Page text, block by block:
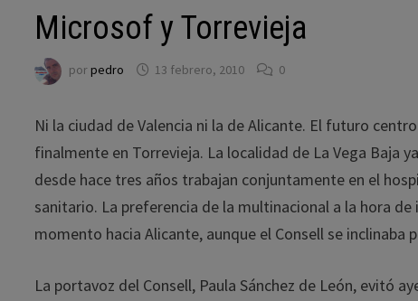
Microsof y Torrevieja
porpedro 13 febrero, 2010 0
Ni la ciudad de Valencia ni la de Alicante. El futuro
finalmente en Torrevieja. La localidad de La Vega Baja
desde hace tres años trabajan conjuntamente en el
sanitario. La preferencia de la multinacional a la hora
momento hacia Alicante, aunque el Consell se inclinaba
La portavoz del Consell, Paula Sánchez de León, evitó